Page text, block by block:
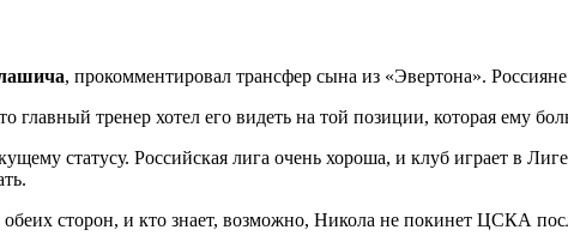
, прокомментировал трансфер сына из «Эвертона».
тренер хотел его видеть на той позиции, которая ему
статусу. Российская лига очень хороша, и клуб играет в
сторон, и кто знает, возможно, Никола не покинет ЦСКА